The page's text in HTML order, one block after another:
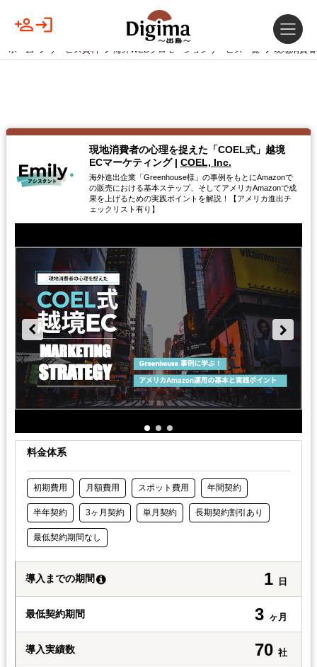
ホーム サービス資料 海外WEBプロモーションサービス一覧 現地消費
現地消費者の心理を捉えた「COEL式」越境
ECマーケティング | COEL, Inc.
海外進出企業「Greenhouse様」の事例をもとにAmazonで
の販売における基本ステップ、そしてアメリカAmazonで成
果を上げるための実践ポイントを解説！【アメリカ進出チ
ェックリスト有り】
料金体系
初期費用 月額費用 スポット費用 年間契約
半年契約 3ヶ月契約 単月契約 長期契約割引あり
最低契約期間なし
導入までの期間 1 日
最低契約期間 3 ヶ月
導入実績数 70 社